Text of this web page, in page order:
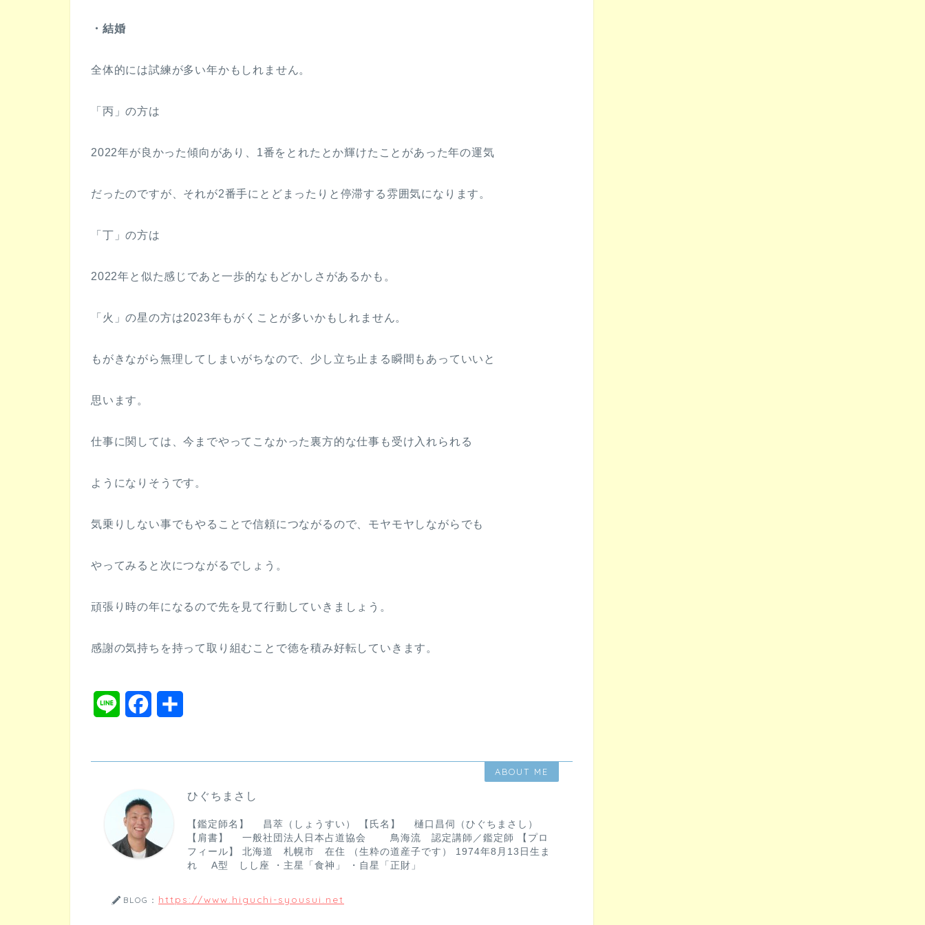
・結婚
全体的には試練が多い年かもしれません。
「丙」の方は
2022年が良かった傾向があり、1番をとれたとか輝けたことがあった年の運気
だったのですが、それが2番手にとどまったりと停滞する雰囲気になります。
「丁」の方は
2022年と似た感じであと一歩的なもどかしさがあるかも。
「火」の星の方は2023年もがくことが多いかもしれません。
もがきながら無理してしまいがちなので、少し立ち止まる瞬間もあっていいと
思います。
仕事に関しては、今までやってこなかった裏方的な仕事も受け入れられる
ようになりそうです。
気乗りしない事でもやることで信頼につながるので、モヤモヤしながらでも
やってみると次につながるでしょう。
頑張り時の年になるので先を見て行動していきましょう。
感謝の気持ちを持って取り組むことで徳を積み好転していきます。
b
ABOUT ME
ひぐちまさし
【鑑定師名】 昌萃（しょうすい） 【氏名】 樋口昌伺（ひぐちまさし）
【肩書】 一般社団法人日本占道協会 鳥海流 認定講師／鑑定師 【プロ
フィール】 北海道 札幌市 在住 （生粋の道産子です） 1974年8月13日生ま
れ A型 しし座 ・主星「食神」 ・自星「正財」
BLOG： https://www.higuchi-syousui.net